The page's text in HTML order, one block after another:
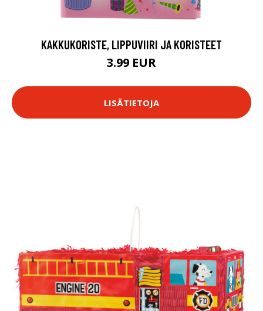
KAKKUKORISTE, LIPPUVIIRI JA KORISTEET
3.99 EUR
LISÄTIETOJA